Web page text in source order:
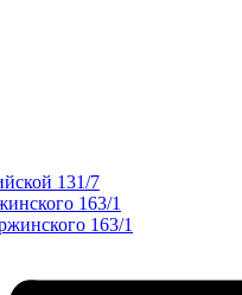
131/7
163/1
163/1